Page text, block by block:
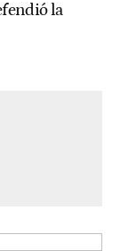
la